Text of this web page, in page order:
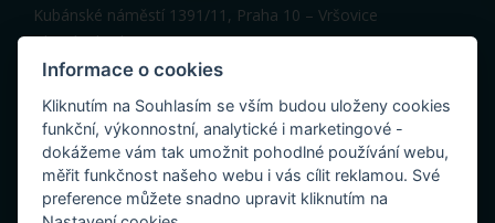
Kubánské náměstí 1391/11, Praha 10 – Vršovice
Hlavní vchod, 3 patro
Telefon: 603 150 317
Kancelář Praha:
nykar@nykar.cz
Penzion Cres (Melinka): cres@nykar.cz
Informace o cookies
Kliknutím na Souhlasím se vším budou uloženy cookies
funkční, výkonnostní, analytické i marketingové -
dokážeme vám tak umožnit pohodlné používání webu,
měřit funkčnost našeho webu i vás cílit reklamou. Své
preference můžete snadno upravit kliknutím na